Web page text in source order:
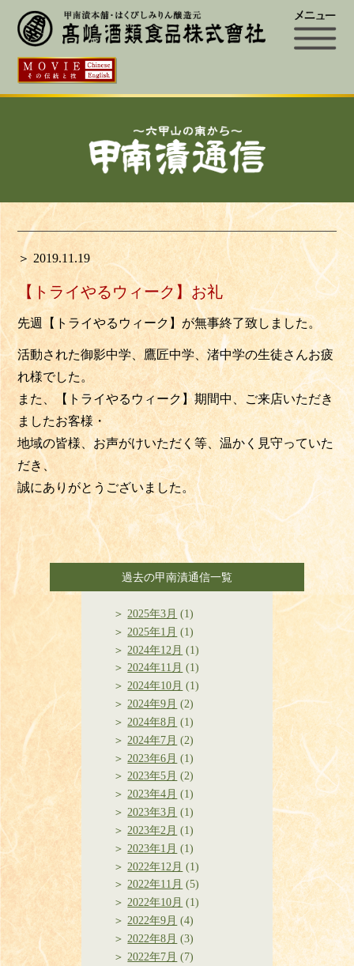
＞ 2019.11.19
【トライやるウィーク】お礼
先週【トライやるウィーク】が無事終了致しました。
活動された御影中学、鷹匠中学、渚中学の生徒さんお疲
れ様でした。
また、【トライやるウィーク】期間中、ご来店いただき
ましたお客様・
地域の皆様、お声がけいただく等、温かく見守っていた
だき、
誠にありがとうございました。
過去の甲南漬通信一覧
2025年3月 (1)
2025年1月 (1)
2024年12月 (1)
2024年11月 (1)
2024年10月 (1)
2024年9月 (2)
2024年8月 (1)
2024年7月 (2)
2023年6月 (1)
2023年5月 (2)
2023年4月 (1)
2023年3月 (1)
2023年2月 (1)
2023年1月 (1)
2022年12月 (1)
2022年11月 (5)
2022年10月 (1)
2022年9月 (4)
2022年8月 (3)
2022年7月 (7)